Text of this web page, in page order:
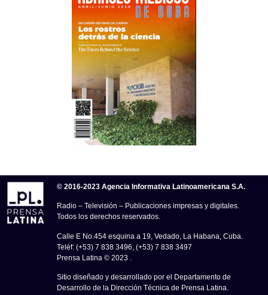
© 2016-2023 Agencia Informativa Latinoamericana S.A.
Radio – Televisión – Publicaciones impresas y digitales.
Todos los derechos reservados.
Calle E No.454 esquina a 19, Vedado, La Habana, Cuba.
Teléf: (+53) 7 838 3496, (+53) 7 838 3497
Prensa Latina © 2023 .
Sitio diseñado y desarrollado por el Departamento de
Desarrollo de la Dirección Técnica de Prensa Latina.